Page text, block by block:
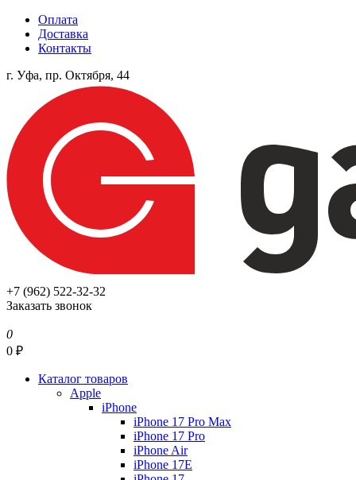
Оплата
Доставка
Контакты
г. Уфа, пр. Октября, 44
+7 (962) 522-32-32
Заказать звонок
0
0 ₽
Каталог товаров
Apple
iPhone
iPhone 17 Pro Max
iPhone 17 Pro
iPhone Air
iPhone 17E